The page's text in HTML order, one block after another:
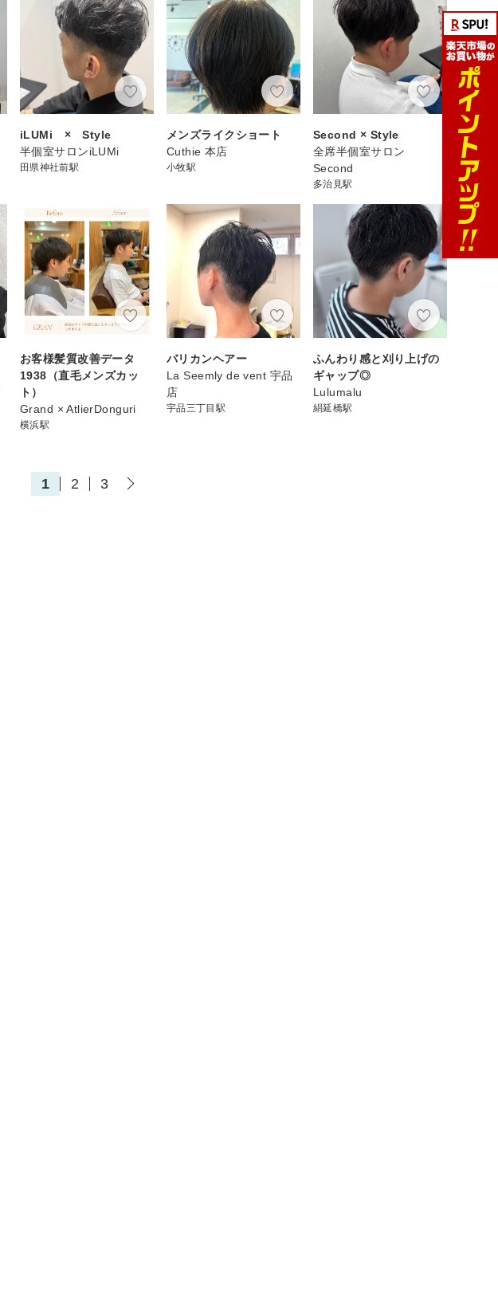
iLUMi × Style
半個室サロンiLUMi
田県神社前駅
メンズライクショート
Cuthie 本店
小牧駅
Second × Style
全席半個室サロン
Second
多治見駅
お客様髪質改善データ
1938（直毛メンズカッ
ト）
Grand × AtlierDonguri
横浜駅
バリカンヘアー
La Seemly de vent 宇品
店
宇品三丁目駅
ふんわり感と刈り上げの
ギャップ◎
Lulumalu
絹延橋駅
1 2 3